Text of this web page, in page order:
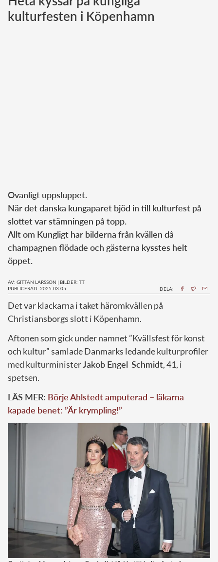
Norska kungahuset
kulturfesten i Köpenhamn
Ovanligt uppsluppet.
När det danska kungaparet bjöd in till kulturfest på
slottet var stämningen på topp.
Allt om Kungligt har bilderna från kvällen då
champagnen flödade och gästerna kysstes helt
öppet.
AV: GITTAN LARSSON | BILDER: TT
PUBLICERAD: 2025-03-05
DELA:
Det var klackarna i taket häromkvällen på
Christiansborgs slott i Köpenhamn.
Aftonen som gick under namnet ”Kvällsfest för konst
och kultur” samlade Danmarks ledande kulturprofiler
med kulturministerJakob Engel-Schmidt, 41, i
spetsen.
LÄS MER: Börje Ahlstedt amputerad – läkarna
kapade benet: ”Är krympling!”